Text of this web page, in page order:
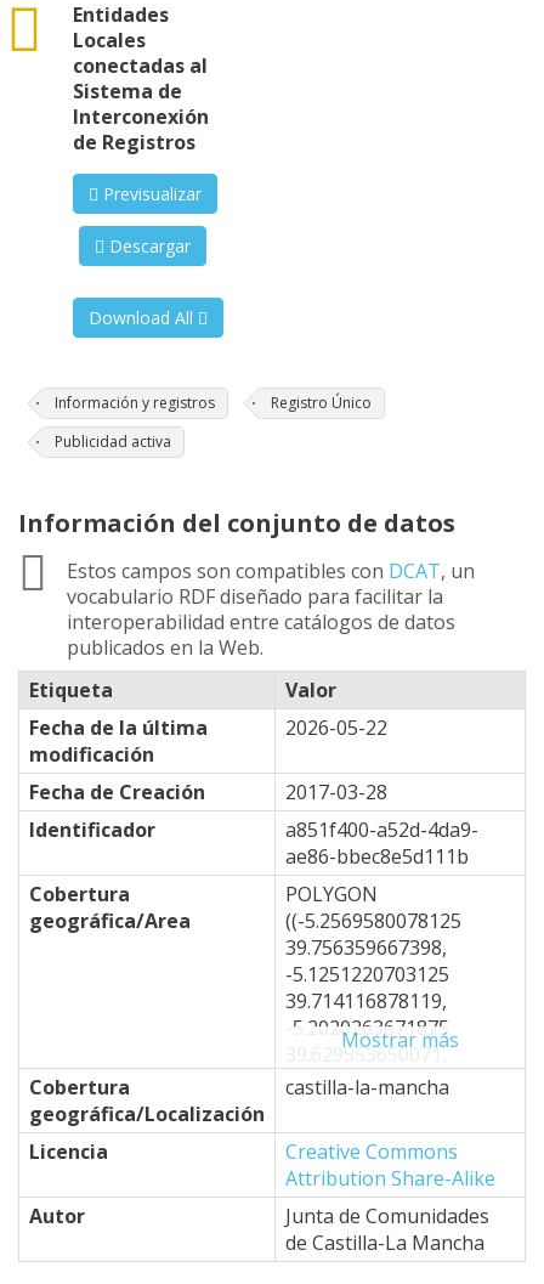
Entidades
Locales
conectadas al
Sistema de
Interconexión
de Registros
csv
Previsualizar
Descargar
Download All
Información y registros
Registro Único
Publicidad activa
Información del conjunto de datos
Estos campos son compatibles con DCAT, un
vocabulario RDF diseñado para facilitar la
interoperabilidad entre catálogos de datos
publicados en la Web.
Etiqueta
Valor
Fecha de la última
modificación
2026-05-22
Fecha de Creación
2017-03-28
Identificador
a851f400-a52d-4da9-
ae86-bbec8e5d111b
Cobertura
geográfica/Area
POLYGON
((-5.2569580078125
39.756359667398,
-5.1251220703125
39.714116878119,
-5.2020263671875
39.629553650071,
-4.8724365234375
-4.6746826171875
39.50251479253,
-4.7076416015625
39.264753301887,
-4.6966552734375
39.196672742478,
Mostrar más
Cobertura
geográfica/Localización
castilla-la-mancha
Licencia
Creative Commons
Attribution Share-Alike
Autor
Junta de Comunidades
de Castilla-La Mancha